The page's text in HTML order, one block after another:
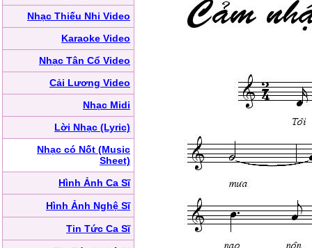
Nhạc Thiếu Nhi Video
Karaoke Video
Nhạc Tân Cổ Video
Cải Lương Video
Nhạc Midi
Lời Nhạc (Lyric)
Nhạc có Nốt (Music
Sheet)
Hình Ảnh Ca Sĩ
Hình Ảnh Nghệ Sĩ
Tin Tức Ca Sĩ